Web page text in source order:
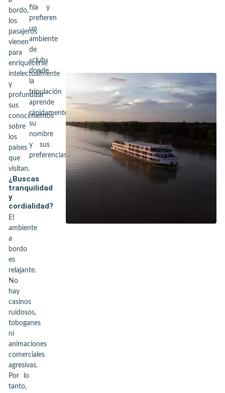
bordo,
los
pasajeros
vienen
para
enriquecerse
intelectualmente
y
profundizar
sus
conocimientos
sobre
los
países
que
visitan.
fila y
prefieren
un
ambiente
de
«club»
donde
la
tripulación
aprende
rápidamente
su
nombre
y sus
preferencias.
¿Buscas
tranquilidad
y
cordialidad?
El
ambiente
a
bordo
es
relajante.
No
hay
casinos
ruidosos,
toboganes
ni
animaciones
comerciales
agresivas.
Por lo
tanto,